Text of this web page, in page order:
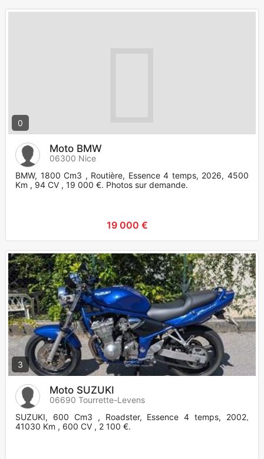
0
Moto BMW
06300 Nice
BMW, 1800 Cm3 , Routière, Essence 4 temps, 2026, 4500
Km , 94 CV , 19 000 €. Photos sur demande.
19 000 €
3
Moto SUZUKI
06690 Tourrette-Levens
SUZUKI, 600 Cm3 , Roadster, Essence 4 temps, 2002,
41030 Km , 600 CV , 2 100 €.